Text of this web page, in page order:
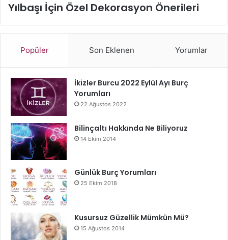
Yılbaşı İçin Özel Dekorasyon Önerileri
Popüler Son Eklenen Yorumlar
İkizler Burcu 2022 Eylül Ayı Burç
Yorumları
22 Ağustos 2022
Bilinçaltı Hakkında Ne Biliyoruz
14 Ekim 2014
Günlük Burç Yorumları
25 Ekim 2018
Kusursuz Güzellik Mümkün Mü?
15 Ağustos 2014